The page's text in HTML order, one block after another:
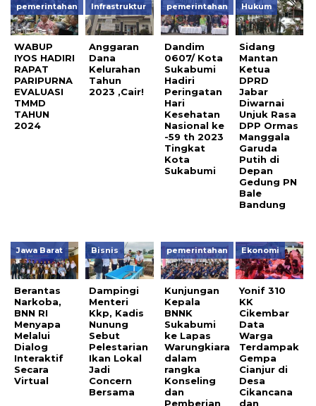
pemerintahan
WABUP
IYOS HADIRI
RAPAT
PARIPURNA
EVALUASI
TMMD
TAHUN
2024
Infrastruktur
Anggaran
Dana
Kelurahan
Tahun
2023 ,Cair!
pemerintahan
Dandim
0607/ Kota
Sukabumi
Hadiri
Peringatan
Hari
Kesehatan
Nasional ke
-59 th 2023
Tingkat
Kota
Sukabumi
Hukum
Sidang
Mantan
Ketua
DPRD
Jabar
Diwarnai
Unjuk Rasa
DPP Ormas
Manggala
Garuda
Putih di
Depan
Gedung PN
Bale
Bandung
Jawa Barat
Berantas
Narkoba,
BNN RI
Menyapa
Melalui
Dialog
Interaktif
Secara
Virtual
Bisnis
Dampingi
Menteri
Kkp, Kadis
Nunung
Sebut
Pelestarian
Ikan Lokal
Jadi
Concern
Bersama
pemerintahan
Kunjungan
Kepala
BNNK
Sukabumi
ke Lapas
Warungkiara
dalam
rangka
Konseling
dan
Pemberian
Ekonomi
Yonif 310
KK
Cikembar
Data
Warga
Terdampak
Gempa
Cianjur di
Desa
Cikancana
dan